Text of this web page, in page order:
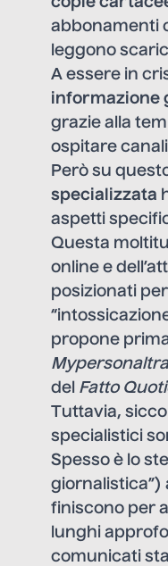
abbonamenti
leggono
A essere in
informazione
grazie alla
ospitare
Però su
specializzata
aspetti
Questa
online e
posizionati
propone
del Fatto
Tuttavia,
specialistici
Spesso è lo
giornalistica”)
finiscono per
lunghi
comunicati